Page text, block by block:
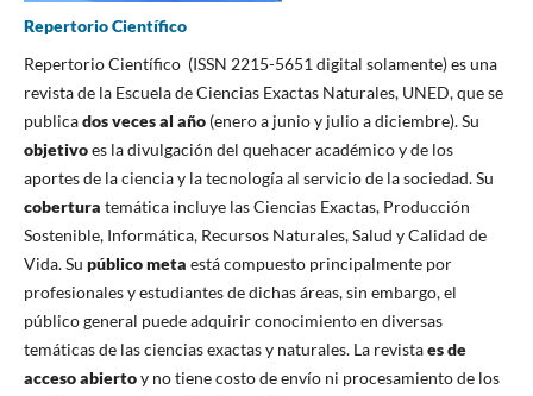
Repertorio Científico
Repertorio Científico (ISSN 2215-5651 digital solamente) es una
revista de la Escuela de Ciencias Exactas Naturales, UNED, que se
publicados veces al año(enero a junio y julio a diciembre). Su
objetivoes la divulgación del quehacer académico y de los
aportes de la ciencia y la tecnología al servicio de la sociedad. Su
cobertura temática incluye las Ciencias Exactas, Producción
Sostenible, Informática, Recursos Naturales, Salud y Calidad de
Vida. Su público meta está compuesto principalmente por
profesionales y estudiantes de dichas áreas, sin embargo, el
público general puede adquirir conocimiento en diversas
temáticas de las ciencias exactas y naturales. La revistaes de
acceso abiertoy no tiene costo de envío ni procesamiento de los